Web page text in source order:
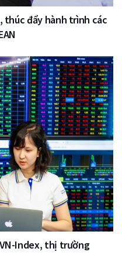
thúc đẩy hành trình các
VN-Index, thị trường